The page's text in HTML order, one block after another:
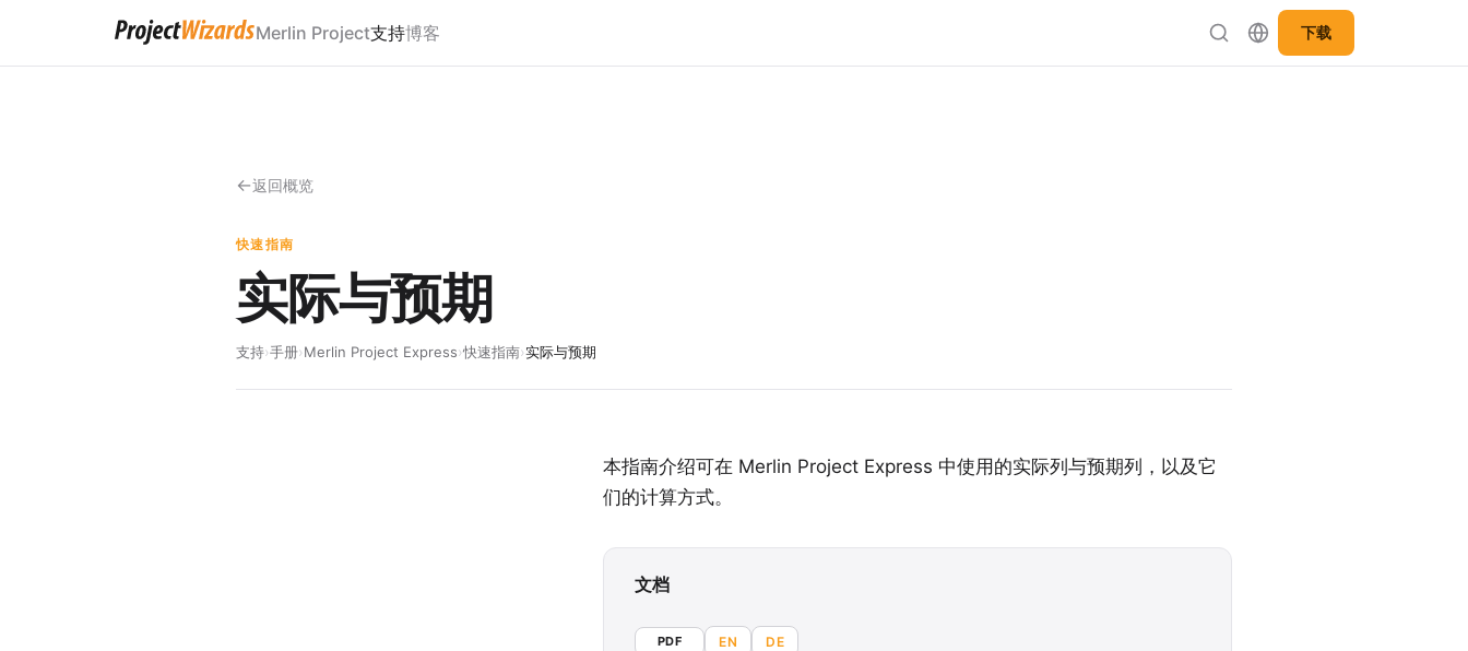
Merlin Project支持博客 下载
返回概览
快速指南
实际与预期
支持›手册›Merlin Project Express›快速指南›实际与预期
本指南介绍可在 Merlin Project Express 中使用的实际列与预期列，以及它
们的计算方式。
文档
PDF EN DE